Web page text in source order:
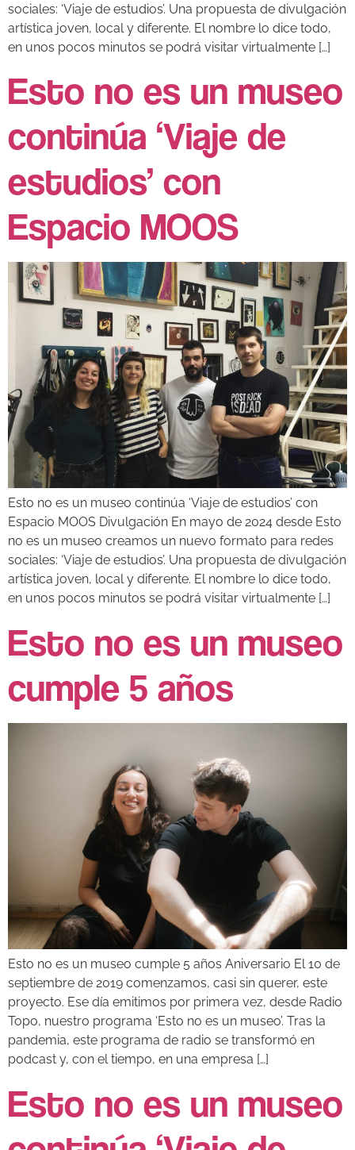
sociales: ‘Viaje de estudios’. Una propuesta de divulgación
artística joven, local y diferente. El nombre lo dice todo,
en unos pocos minutos se podrá visitar virtualmente […]
Esto no es un museo
continúa ‘Viaje de
estudios’ con
Espacio MOOS
Esto no es un museo continúa ‘Viaje de estudios’ con
Espacio MOOS Divulgación En mayo de 2024 desde Esto
no es un museo creamos un nuevo formato para redes
sociales: ‘Viaje de estudios’. Una propuesta de divulgación
artística joven, local y diferente. El nombre lo dice todo,
en unos pocos minutos se podrá visitar virtualmente […]
Esto no es un museo
cumple 5 años
Esto no es un museo cumple 5 años Aniversario El 10 de
septiembre de 2019 comenzamos, casi sin querer, este
proyecto. Ese día emitimos por primera vez, desde Radio
Topo, nuestro programa ‘Esto no es un museo’. Tras la
pandemia, este programa de radio se transformó en
podcast y, con el tiempo, en una empresa […]
Esto no es un museo